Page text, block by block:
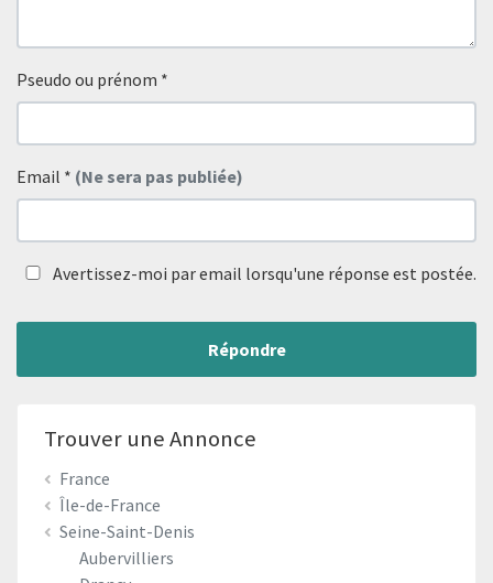
Pseudo ou prénom *
Email * (Ne sera pas publiée)
Avertissez-moi par email lorsqu'une réponse est postée.
Répondre
Trouver une Annonce
France
Île-de-France
Seine-Saint-Denis
Aubervilliers